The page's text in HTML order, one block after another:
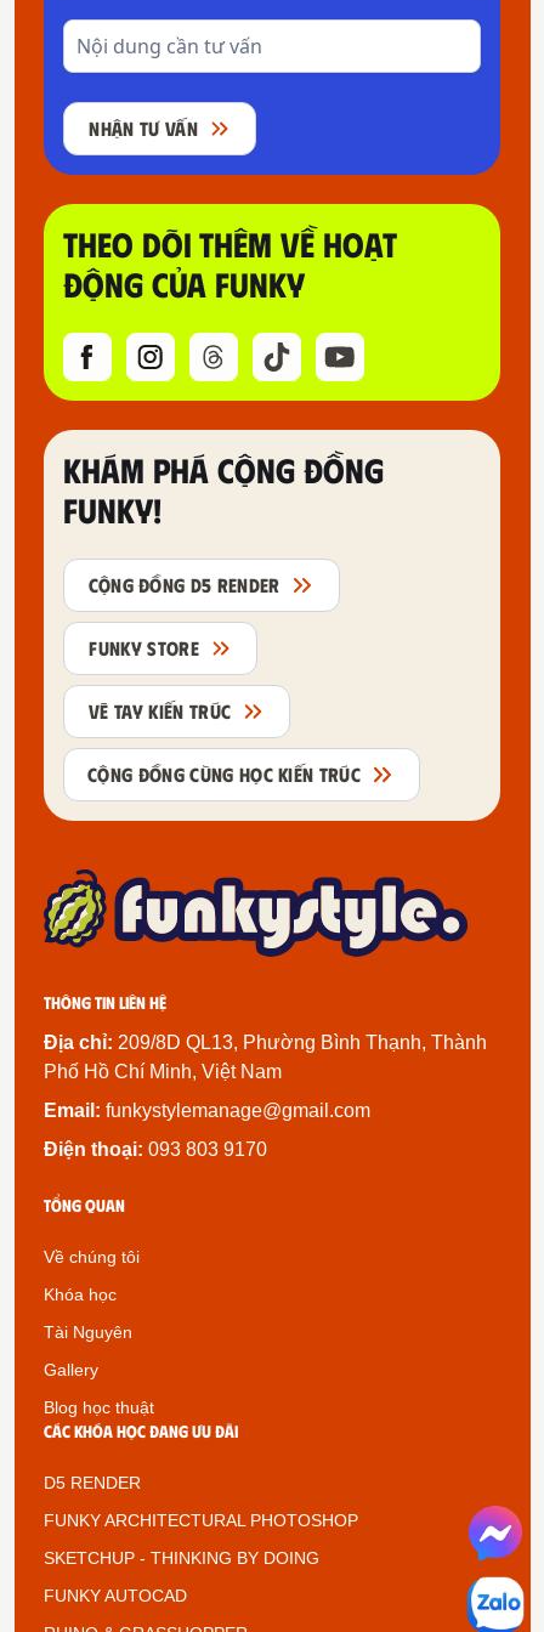
NHẬN TƯ VẤN
THEO DÕI THÊM VỀ HOẠT
ĐỘNG CỦA FUNKY
KHÁM PHÁ CỘNG ĐỒNG
FUNKY!
CỘNG ĐỒNG D5 RENDER
FUNKY STORE
VẼ TAY KIẾN TRÚC
CỘNG ĐỒNG CÙNG HỌC KIẾN TRÚC
Thông tin liên hệ
Địa chỉ: 209/8D QL13, Phường Bình Thạnh, Thành
Phố Hồ Chí Minh, Việt Nam
Email: funkystylemanage@gmail.com
Điện thoại: 093 803 9170
Tổng quan
Về chúng tôi
Khóa học
Tài Nguyên
Gallery
Blog học thuật
Các khóa học đang ưu đãi
D5 RENDER
FUNKY ARCHITECTURAL PHOTOSHOP
SKETCHUP - THINKING BY DOING
FUNKY AUTOCAD